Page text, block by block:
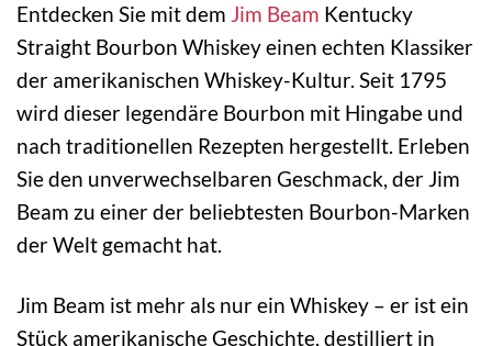
Entdecken Sie mit dem Jim Beam Kentucky
Straight Bourbon Whiskey einen echten Klassiker
der amerikanischen Whiskey-Kultur. Seit 1795
wird dieser legendäre Bourbon mit Hingabe und
nach traditionellen Rezepten hergestellt. Erleben
Sie den unverwechselbaren Geschmack, der Jim
Beam zu einer der beliebtesten Bourbon-Marken
der Welt gemacht hat.
Jim Beam ist mehr als nur ein Whiskey – er ist ein
Stück amerikanische Geschichte, destilliert in